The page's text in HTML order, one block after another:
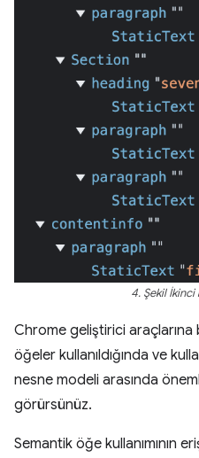
4. Şekil
Chrome geliştirici araçlarına
öğeler kullanıldığında ve
nesne modeli arasında
görürsünüz.
Semantik öğe kullanımının